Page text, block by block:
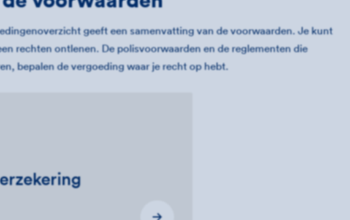
geeft een samenvatting van de voorwaarden. Je kunt
rechten ontlenen. De polisvoorwaarden en de reglementen die
bepalen de vergoeding waar je recht op hebt.